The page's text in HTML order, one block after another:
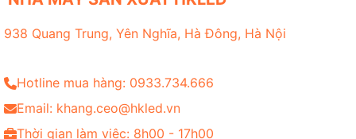
938 Quang Trung, Yên Nghĩa, Hà Đông, Hà Nội
Hotline mua hàng: 0933.734.666
Email: khang.ceo@hkled.vn
Thời gian làm việc: 8h00 - 17h00